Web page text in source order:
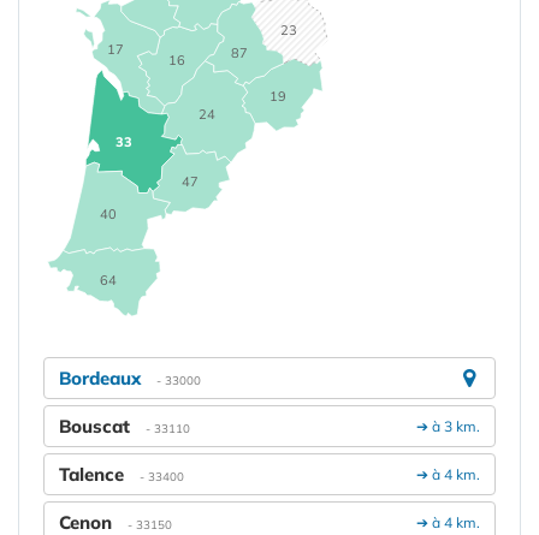
16
17
19
23
24
33
40
47
64
87
Bordeaux - 33000
➔ à 3 km.
Bouscat - 33110
➔ à 4 km.
Talence - 33400
➔ à 4 km.
Cenon - 33150